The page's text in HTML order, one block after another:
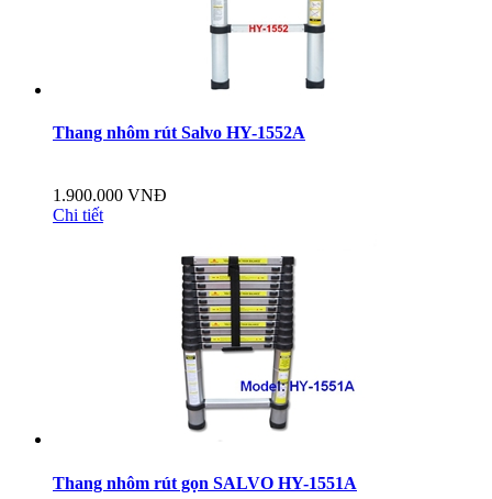
Thang nhôm rút Salvo HY-1552A
1.900.000 VNĐ
Chi tiết
Thang nhôm rút gọn SALVO HY-1551A